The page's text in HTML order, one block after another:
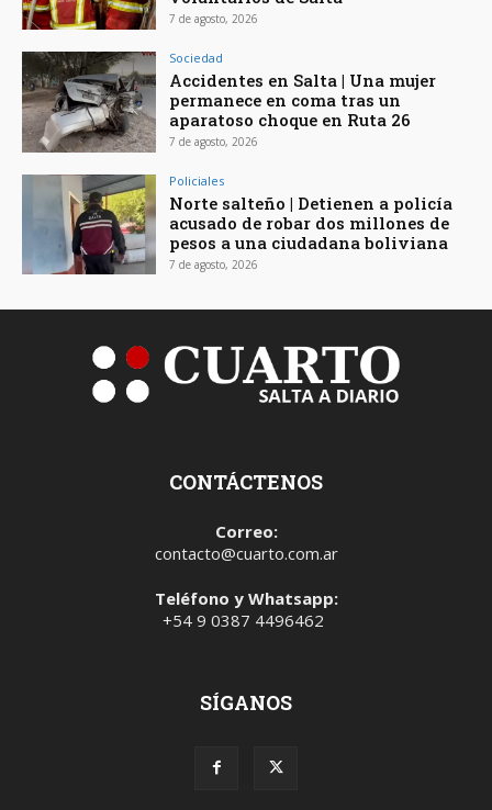
7 de agosto, 2026
Sociedad
Accidentes en Salta | Una mujer
permanece en coma tras un
aparatoso choque en Ruta 26
7 de agosto, 2026
Policiales
Norte salteño | Detienen a policía
acusado de robar dos millones de
pesos a una ciudadana boliviana
7 de agosto, 2026
CONTÁCTENOS
Correo:
contacto@cuarto.com.ar
Teléfono y Whatsapp:
+54 9 0387 4496462
SÍGANOS